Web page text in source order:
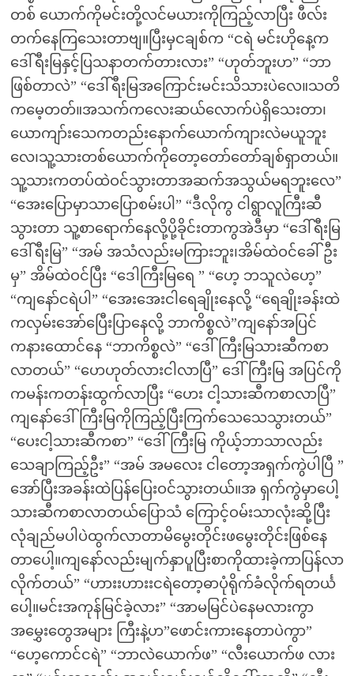
တစ် ယောက်ကိုမင်းတို့လင်မယားကိုကြည့်လာပြီး ဖီလ်း
တက်နေကြသေးတာဗျ။ပြီးမှငချစ်က “ငရဲ မင်းဟိုနေ့က
ဒေါ်ရီးမြနှင့်ပြသနာတက်တားလား” “ဟုတ်ဘူးဟ” “ဘာ
ဖြစ်တာလဲ” “ဒေါ်ရီးမြအကြောင်းမင်းသိသားပဲလေ။သတိ
ကမေ့တတ်။အသက်ကလေးဆယ်လောက်ပဲရှိသေးတာ၊
ယောကျာ်းသေကတည်းနောက်ယောက်ကျားလဲမယူဘူး
လေ၊သူ့သားတစ်ယောက်ကိုတော့တော်တော်ချစ်ရှာတယ်။
သူ့သားကတပ်ထဲဝင်သွားတာအဆက်အသွယ်မရဘူးလေ”
“အေးပြောမှာသာပြောစမ်းပါ” “ဒီလိုကွ ငါရွာလူကြီးဆီ
သွားတာ သူ့စာရောက်နေလို့ပို့ခိုင်းတာကွအဲဒီမှာ “ဒေါ်ရီးမြ
ဒေါ်ရီးမြ” “အမ် အသံလည်းမကြားဘူး၊အိမ်ထဲဝင်ခေါ်ဦး
မှ” အိမ်ထဲဝင်ပြီး “ဒေါကြီးမြရေ ” “ဟေ့ ဘသူလဲဟေ့”
“ကျနော်ငရဲပါ” “အေးအေးငါရေချိုးနေလို့ “ရေချိုးခန်းထဲ
ကလှမ်းအော်ပြေီးပြာနေလို့ ဘာကိစ္စလဲ”ကျနော်အပြင်
ကနားထောင်နေ “ဘာကိစ္စလဲ” “ဒေါ်ကြီးမြသားဆီကစာ
လာတယ်” “ဟေဟုတ်လားငါလာပြီ” ဒေါ်ကြီးမြ အပြင်ကို
ကမန်းကတန်းထွက်လာပြီး “ဟေး ငါ့သားဆီကစာလာပြီ”
ကျနော်ဒေါ်ကြီးမြကိုကြည့်ပြီးကြက်သေသေသွားတယ်”
“ပေးငါ့သားဆီကစာ” “ဒေါ်ကြီးမြ ကိုယ့်ဘာသာလည်း
သေချာကြည့်ဦး” “အမ် အမလေး ငါတော့အရှက်ကွဲပါပြီ ”
အော်ပြီးအခန်းထဲပြန်ပြေးဝင်သွားတယ်။အ ရှက်ကွဲမှာပေါ့
သားဆီကစာလာတယ်ပြောသံ ကြောင့်ဝမ်းသာလုံးဆို့ပြီး
လုံချည်မပါပဲထွက်လာတာမိမွေးတိုင်းဖမွေးတိုင်းဖြစ်နေ
တာပေါ့။ကျနော်လည်းမျက်နှာပူပြီးစာကိုထားခဲ့ကာပြန်လာ
လိုက်တယ်” “ဟားးဟားးငရဲတော့ဓာပုံရိုက်ခံလိုက်ရတင်္ယ
ပေါ့။မင်းအကုန်မြင်ခဲ့လား” “အာမမြင်ပဲနေမလားကွာ
အမွှေးတွေအများ ကြီးနဲ့ဟ”ဖောင်းကားနေတာပဲကွာ”
“ဟေ့ကောင်ငရဲ” “ဘာလဲယောက်ဖ” “လီးယောက်ဖ လား